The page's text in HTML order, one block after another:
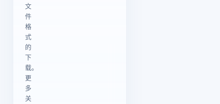
文
件
格
式
的
下
载。
更
多
关